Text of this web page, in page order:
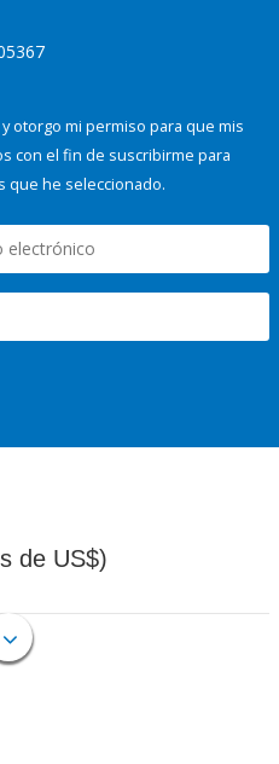
y otorgo mi permiso para que mis
con el fin de suscribirme para
que he seleccionado.
de US$)